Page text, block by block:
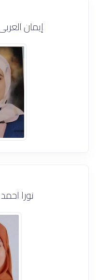
إيمان
نورا